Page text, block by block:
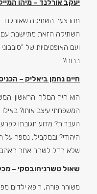
יעקב אורלנד – מיהו
מהו צער השתיקה שאורלנד
השתיקה הזאת מתיישבת
ועם האופטימיות של
ברוח?
חיים נחמן ביאליק –
הוא היה המלך. הראשון.
המשפחתי עיצב אותו?
העברית? מדוע תגובתו
היהודי? ובמקביל, נספר על
שלא חדל לשחר אחר
שאול טשרניחובסקי –
משורר פורה, רופא ילדים